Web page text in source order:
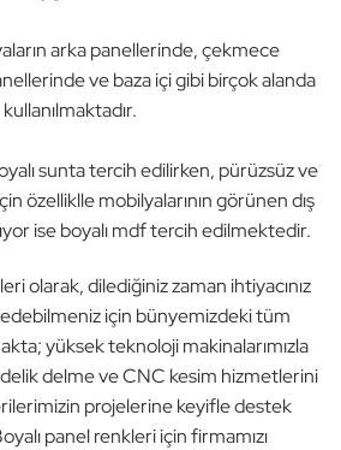
arka panellerinde, çekmece
ve baza içi gibi birçok alanda
kullanılmaktadır.
sunta tercih edilirken, pürüzsüz ve
özelliklle mobilyalarının görünen dış
ise boyalı mdf tercih edilmektedir.
olarak, dilediğiniz zaman ihtiyacınız
için bünyemizdeki tüm
yüksek teknoloji makinalarımızla
delme ve CNC kesim hizmetlerini
projelerine keyifle destek
panel renkleri için firmamızı